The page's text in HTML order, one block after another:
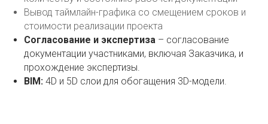
Вывод таймлайн-графика со смещением сроков и
стоимости реализации проекта
Согласование и экспертиза – согласование
документации участниками, включая Заказчика, и
прохождение экспертизы.
BIM: 4D и 5D слои для обогащения 3D-модели.